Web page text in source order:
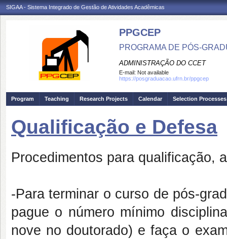
SIGAA - Sistema Integrado de Gestão de Atividades Acadêmicas
PPGCEP
PROGRAMA DE PÓS-
ADMINISTRAÇÃO DO CCET
E-mail: Not available
https://posgraduacao.ufrn.br/ppgcep
Program Teaching Research Projects Calendar Selection Processes
Qualificação e Defesa
Procedimentos para qualificação,
-Para terminar o curso de pós-
pague o número mínimo
nove no doutorado) e faça o